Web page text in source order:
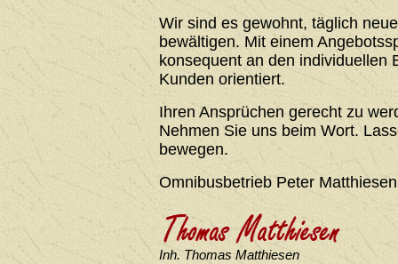
Wir sind es gewohnt, täglich
bewältigen. Mit einem
konsequent an den individuellen
Kunden orientiert.
Ihren Ansprüchen gerecht zu
Nehmen Sie uns beim Wort.
bewegen.
Omnibusbetrieb Peter Matthiesen
Inh. Thomas Matthiesen